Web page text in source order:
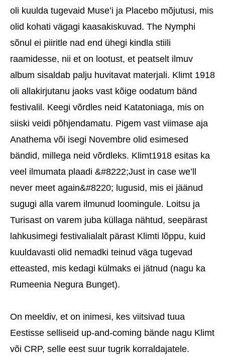
oli kuulda tugevaid Muse’i ja Placebo mõjutusi, mis
olid kohati vägagi kaasakiskuvad. The Nymphi
sõnul ei piiritle nad end ühegi kindla stiili
raamidesse, nii et on lootust, et peatselt ilmuv
album sisaldab palju huvitavat materjali. Klimt 1918
oli allakirjutanu jaoks vast kõige oodatum bänd
festivalil. Keegi võrdles neid Katatoniaga, mis on
siiski veidi põhjendamatu. Pigem vast viimase aja
Anathema või isegi Novembre olid esimesed
bändid, millega neid võrdleks. Klimt1918 esitas ka
veel ilmumata plaadi &#8222;Just in case we’ll
never meet again&#8220; lugusid, mis ei jäänud
sugugi alla varem ilmunud loomingule. Loitsu ja
Turisast on varem juba küllaga nähtud, seepärast
lahkusimegi festivalialalt pärast Klimti lõppu, kuid
kuuldavasti olid nemadki teinud väga tugevad
etteasted, mis kedagi külmaks ei jätnud (nagu ka
Rumeenia Negura Bunget).
On meeldiv, et on inimesi, kes viitsivad tuua
Eestisse selliseid up-and-coming bände nagu Klimt
või CRP, selle eest suur tugrik korraldajatele.